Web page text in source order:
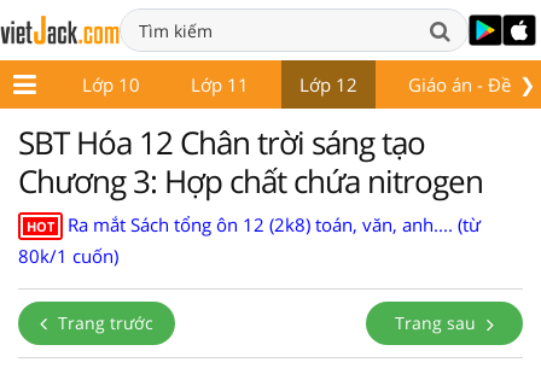
❯
9 Lớp 10 Lớp 11 Lớp 12 Giáo án - Đề thi
SBT Hóa 12 Chân trời sáng tạo
Chương 3: Hợp chất chứa nitrogen
HOT
Ra mắt Sách tổng ôn 12 (2k8) toán, văn, anh.... (từ
80k/1 cuốn)
Trang trước Trang sau